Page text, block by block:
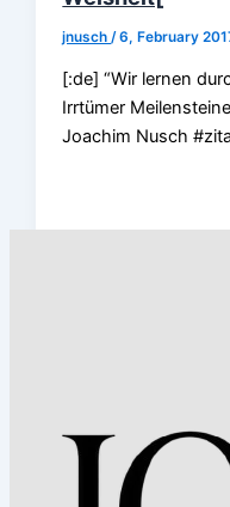
jnusch /6, February
[:de] “Wir lernen
Irrtümer
Joachim Nusch